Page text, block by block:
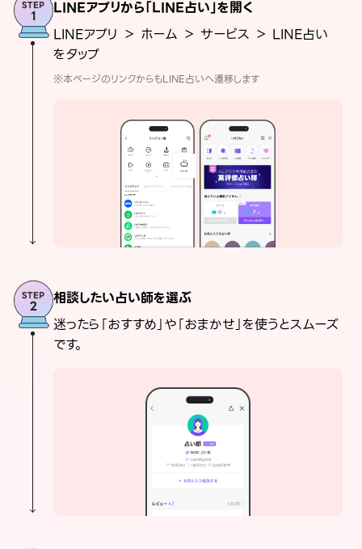
LINEアプリから「LINE占い」を開く
LINEアプリ ＞ ホーム ＞ サービス ＞ LINE占い
をタップ
※本ページのリンクからもLINE占いへ遷移します
相談したい占い師を選ぶ
迷ったら「おすすめ」や「おまかせ」を使うとスムーズ
です。